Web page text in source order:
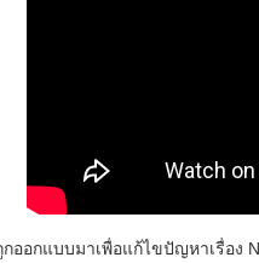
กออกแบบมาเพื่อแก้ไขปัญหาเรื่อ